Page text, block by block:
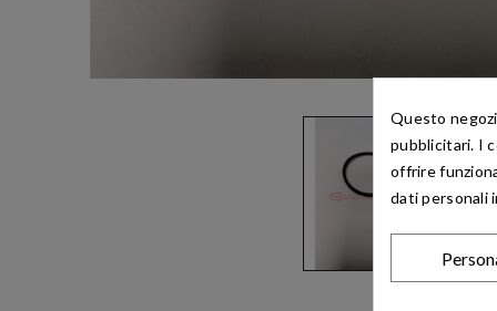
Questo
pubblicitari. I
offrire
dati personali